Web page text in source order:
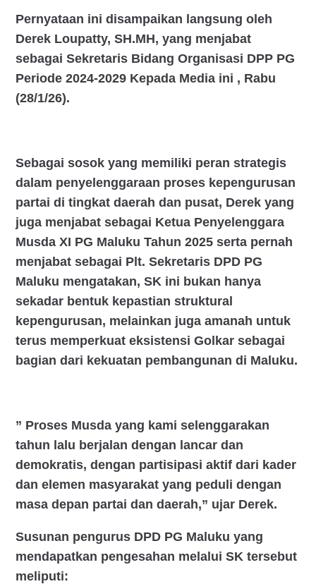
Pernyataan ini disampaikan langsung oleh
Derek Loupatty, SH.MH, yang menjabat
sebagai Sekretaris Bidang Organisasi DPP PG
Periode 2024-2029 Kepada Media ini , Rabu
(28/1/26).
Sebagai sosok yang memiliki peran strategis
dalam penyelenggaraan proses kepengurusan
partai di tingkat daerah dan pusat, Derek yang
juga menjabat sebagai Ketua Penyelenggara
Musda XI PG Maluku Tahun 2025 serta pernah
menjabat sebagai Plt. Sekretaris DPD PG
Maluku mengatakan, SK ini bukan hanya
sekadar bentuk kepastian struktural
kepengurusan, melainkan juga amanah untuk
terus memperkuat eksistensi Golkar sebagai
bagian dari kekuatan pembangunan di Maluku.
” Proses Musda yang kami selenggarakan
tahun lalu berjalan dengan lancar dan
demokratis, dengan partisipasi aktif dari kader
dan elemen masyarakat yang peduli dengan
masa depan partai dan daerah,” ujar Derek.
Susunan pengurus DPD PG Maluku yang
mendapatkan pengesahan melalui SK tersebut
meliputi: